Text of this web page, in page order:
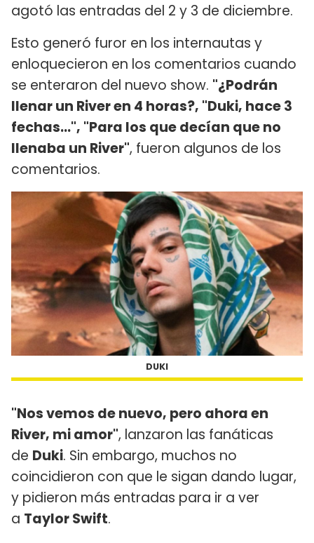
agotó las entradas del 2 y 3 de diciembre.
Esto generó furor en los internautas y
enloquecieron en los comentarios cuando
se enteraron del nuevo show. "¿Podrán
llenar un River en 4 horas?, "Duki, hace 3
fechas...", "Para los que decían que no
llenaba un River", fueron algunos de los
comentarios.
DUKI
"Nos vemos de nuevo, pero ahora en
River, mi amor", lanzaron las fanáticas
de Duki. Sin embargo, muchos no
coincidieron con que le sigan dando lugar,
y pidieron más entradas para ir a ver
a Taylor Swift.